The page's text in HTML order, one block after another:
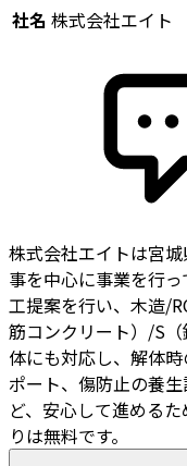
社名 株式会社エイト
株式会社エイトは宮
事を中心に事業を行
工提案を行い、木造/
筋コンクリート）/S
体にも対応し、解体
ポート、傷防止の養
ど、安心して進める
りは無料です。